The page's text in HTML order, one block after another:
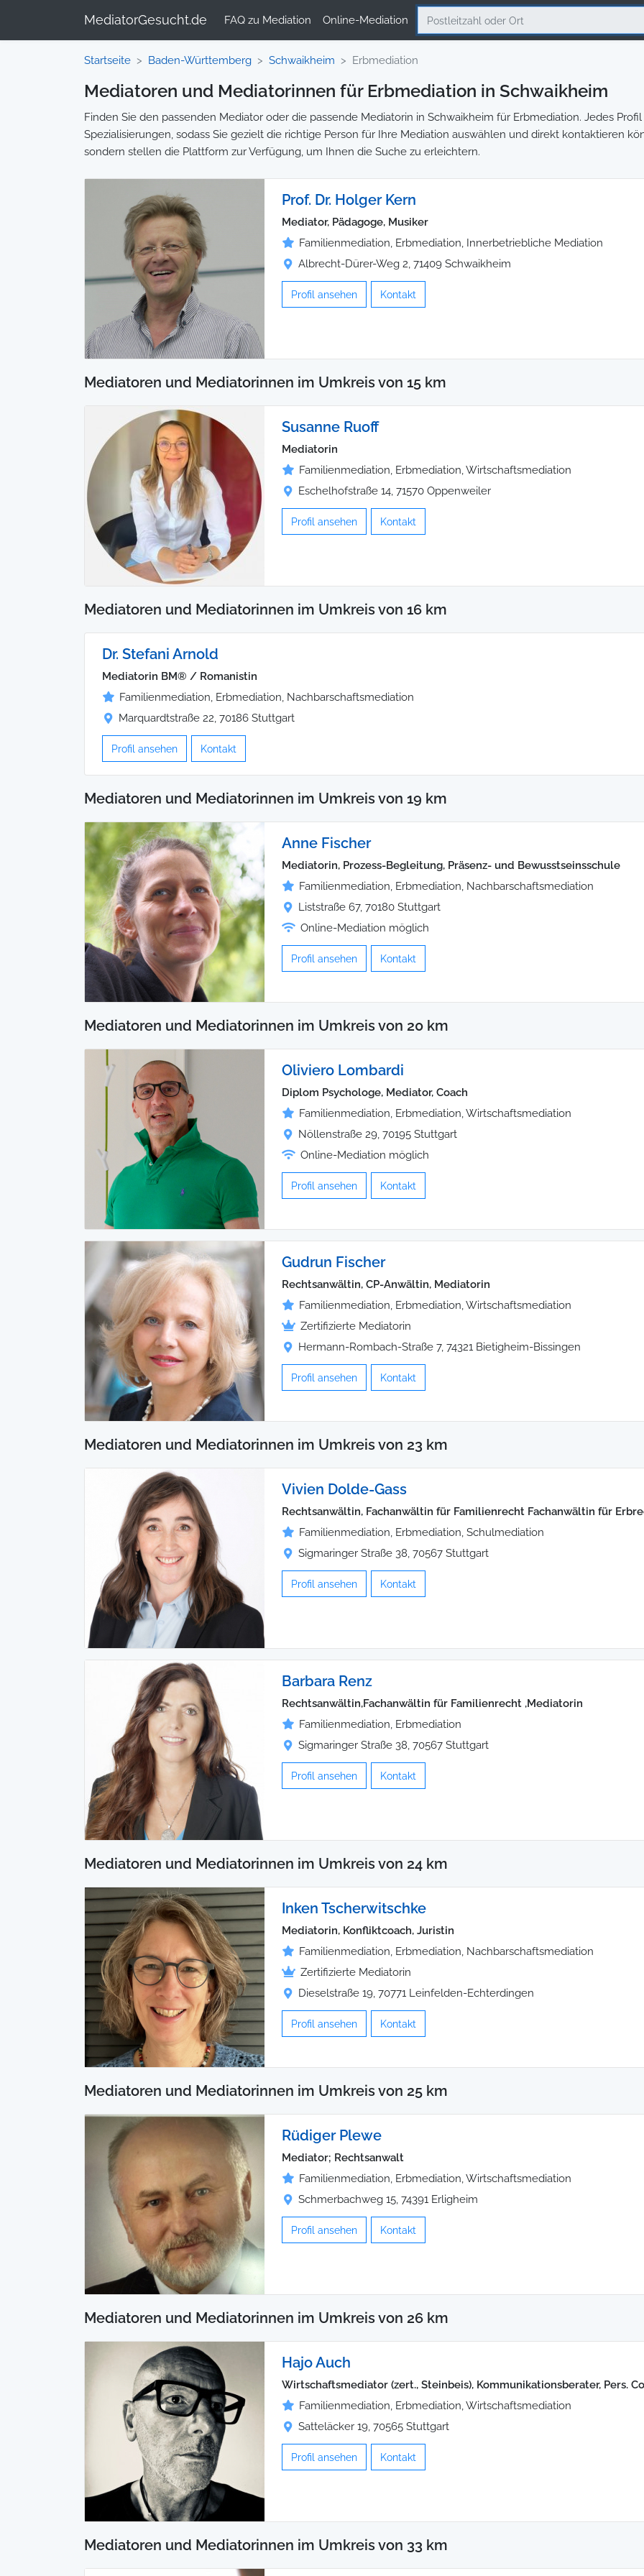
MediatorGesucht.de FAQ zu Mediation Online-Mediation
Startseite Baden-Württemberg Schwaikheim Erbmediation
Mediatoren und Mediatorinnen für Erbmediation in Schwaikheim
Finden Sie den passenden Mediator oder die passende Mediatorin in Schwaikheim für Erbmediation. Jedes
Spezialisierungen, sodass Sie gezielt die richtige Person für Ihre Mediation auswählen und direkt kontaktieren
sondern stellen die Plattform zur Verfügung, um Ihnen die Suche zu erleichtern.
Prof. Dr. Holger Kern
Mediator, Pädagoge, Musiker
Familienmediation, Erbmediation, Innerbetriebliche Mediation
Albrecht-Dürer-Weg 2, 71409 Schwaikheim
Profil ansehen Kontakt
Mediatoren und Mediatorinnen im Umkreis von 15 km
Susanne Ruoff
Mediatorin
Familienmediation, Erbmediation, Wirtschaftsmediation
Eschelhofstraße 14, 71570 Oppenweiler
Profil ansehen Kontakt
Mediatoren und Mediatorinnen im Umkreis von 16 km
Dr. Stefani Arnold
Mediatorin BM® / Romanistin
Familienmediation, Erbmediation, Nachbarschaftsmediation
Marquardtstraße 22, 70186 Stuttgart
Profil ansehen Kontakt
Mediatoren und Mediatorinnen im Umkreis von 19 km
Anne Fischer
Mediatorin, Prozess-Begleitung, Präsenz- und Bewusstseinsschule
Familienmediation, Erbmediation, Nachbarschaftsmediation
Liststraße 67, 70180 Stuttgart
Online-Mediation möglich
Profil ansehen Kontakt
Mediatoren und Mediatorinnen im Umkreis von 20 km
Oliviero Lombardi
Diplom Psychologe, Mediator, Coach
Familienmediation, Erbmediation, Wirtschaftsmediation
Nöllenstraße 29, 70195 Stuttgart
Online-Mediation möglich
Profil ansehen Kontakt
Gudrun Fischer
Rechtsanwältin, CP-Anwältin, Mediatorin
Familienmediation, Erbmediation, Wirtschaftsmediation
Zertifizierte Mediatorin
Hermann-Rombach-Straße 7, 74321 Bietigheim-Bissingen
Profil ansehen Kontakt
Mediatoren und Mediatorinnen im Umkreis von 23 km
Vivien Dolde-Gass
Rechtsanwältin, Fachanwältin für Familienrecht Fachanwältin für
Familienmediation, Erbmediation, Schulmediation
Sigmaringer Straße 38, 70567 Stuttgart
Profil ansehen Kontakt
Barbara Renz
Rechtsanwältin,Fachanwältin für Familienrecht ,Mediatorin
Familienmediation, Erbmediation
Sigmaringer Straße 38, 70567 Stuttgart
Profil ansehen Kontakt
Mediatoren und Mediatorinnen im Umkreis von 24 km
Inken Tscherwitschke
Mediatorin, Konfliktcoach, Juristin
Familienmediation, Erbmediation, Nachbarschaftsmediation
Zertifizierte Mediatorin
Dieselstraße 19, 70771 Leinfelden-Echterdingen
Profil ansehen Kontakt
Mediatoren und Mediatorinnen im Umkreis von 25 km
Rüdiger Plewe
Mediator; Rechtsanwalt
Familienmediation, Erbmediation, Wirtschaftsmediation
Schmerbachweg 15, 74391 Erligheim
Profil ansehen Kontakt
Mediatoren und Mediatorinnen im Umkreis von 26 km
Hajo Auch
Wirtschaftsmediator (zert., Steinbeis), Kommunikationsberater, Pers.
Familienmediation, Erbmediation, Wirtschaftsmediation
Satteläcker 19, 70565 Stuttgart
Profil ansehen Kontakt
Mediatoren und Mediatorinnen im Umkreis von 33 km